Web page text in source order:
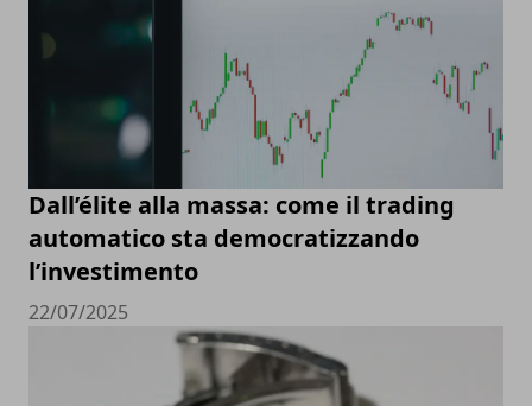
Dall’élite alla massa: come il trading
automatico sta democratizzando
l’investimento
22/07/2025